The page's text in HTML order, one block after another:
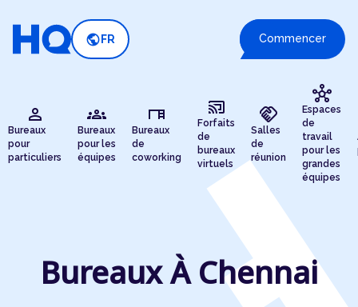
public FR Commencer
person
Bureaux
pour
particuliers
groups
Bureaux
pour les
équipes
desk
Bureaux
de
coworking
cast_connected
Forfaits
de
bureaux
virtuels
handshake
Salles
de
réunion
hub
Espaces
de
travail
pour les
grandes
équipes
Bureaux À Chennai